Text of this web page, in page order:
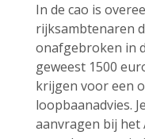
In de cao is
rijksambtenaren
onafgebroken in
geweest 1500
krijgen voor een
loopbaanadvies.
aanvragen bij het